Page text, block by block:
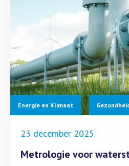
Energie en Klimaat
23 december 2025
Metrologie voor